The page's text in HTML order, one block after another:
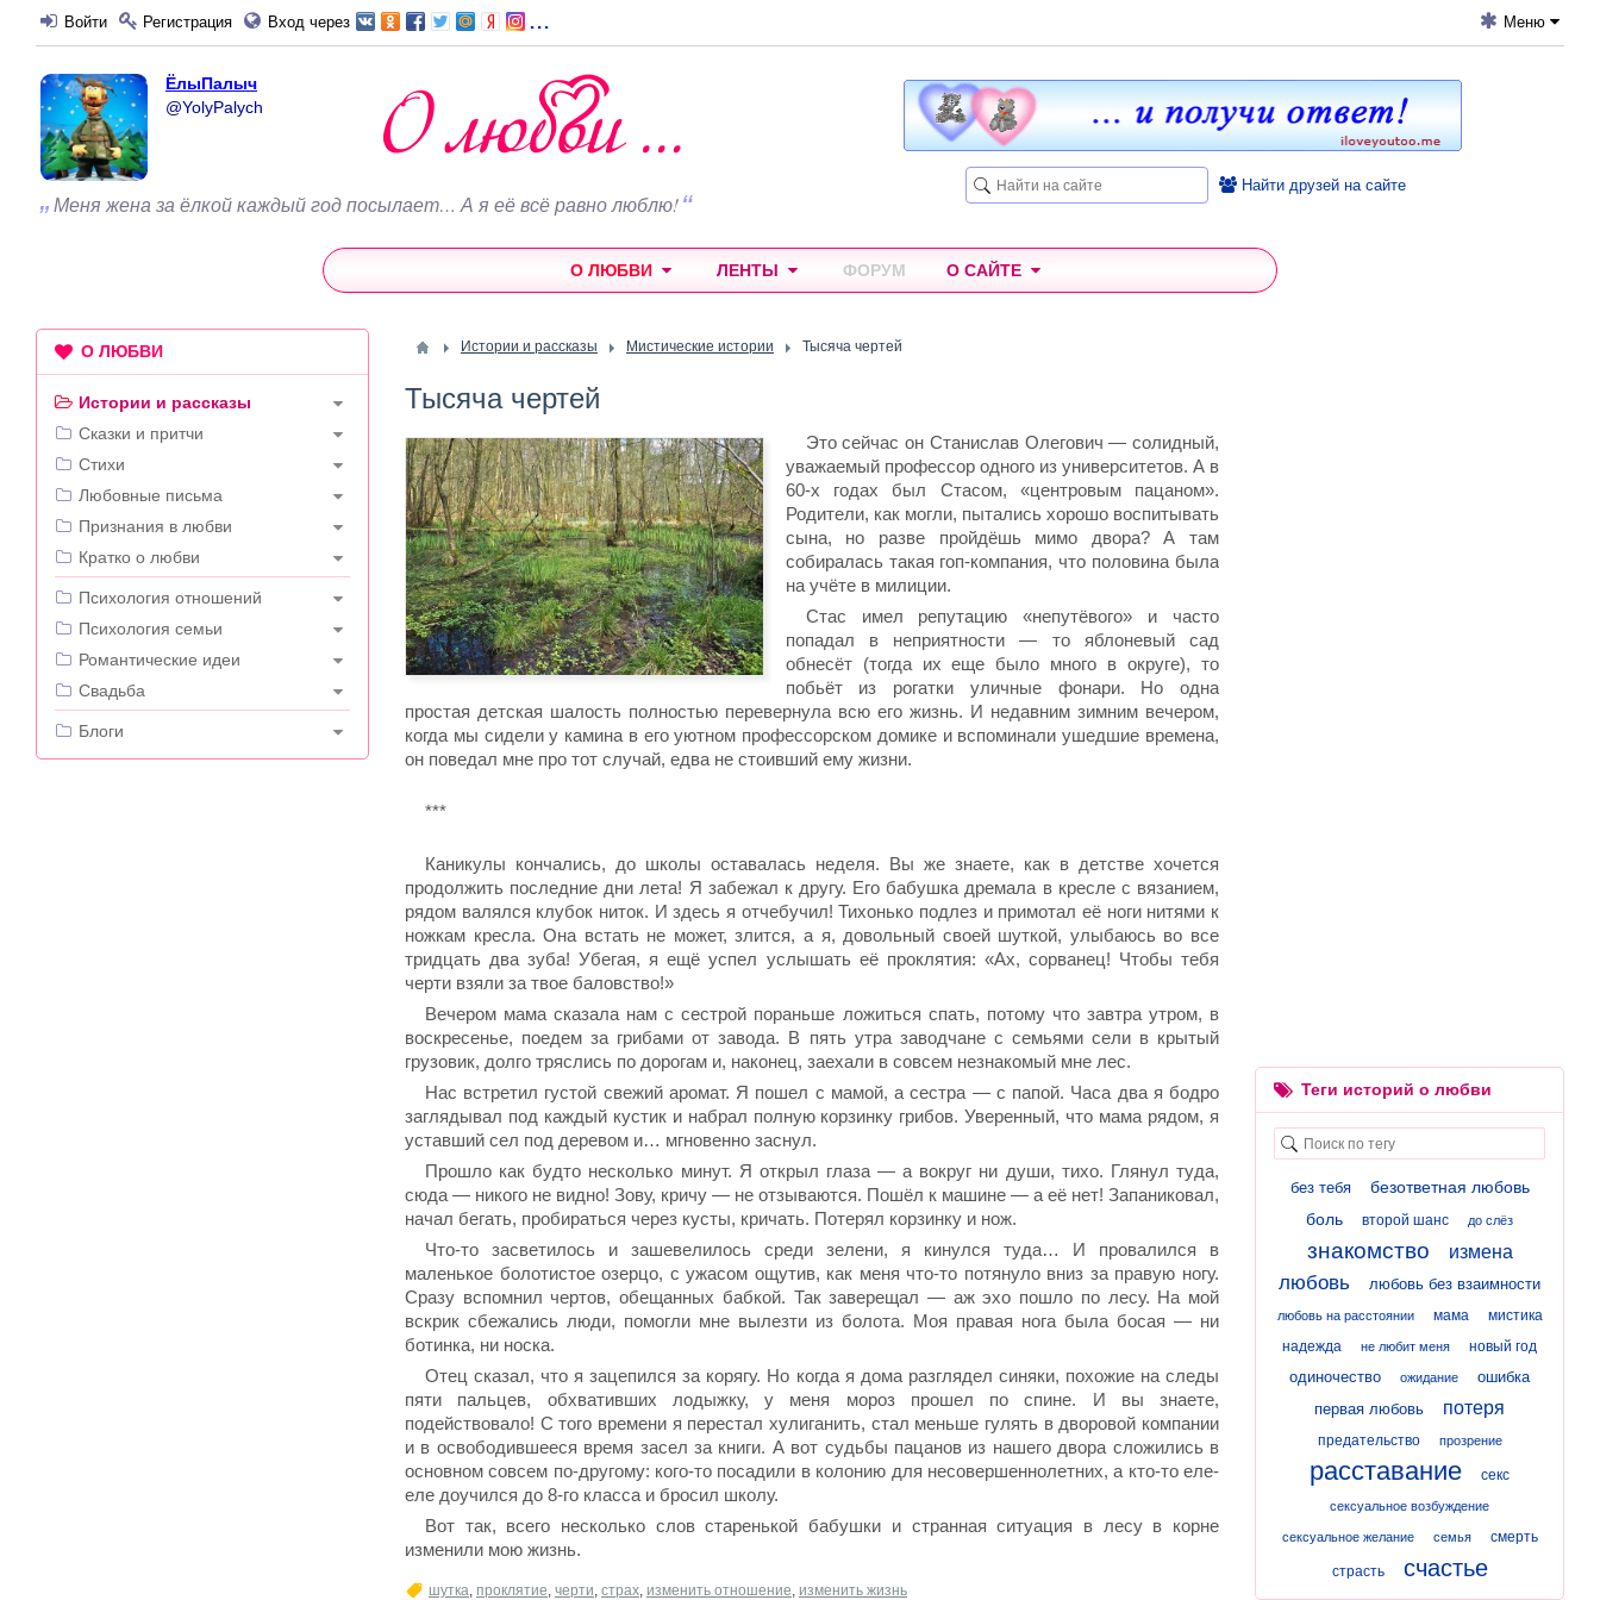
Войти Регистрация Вход через ... Меню
Найти друзей на сайте
ЁлыПалыч
@YolyPalych
Меня жена за ёлкой каждый год посылает… А я её всё равно люблю!
О ЛЮБВИ ЛЕНТЫ ФОРУМ О САЙТЕ
Истории и рассказы Мистические истории Тысяча чертей
Тысяча чертей
Это сейчас он Станислав Олегович — солидный,
уважаемый профессор одного из университетов. А в
60-х годах был Стасом, «центровым пацаном».
Родители, как могли, пытались хорошо воспитывать
сына, но разве пройдёшь мимо двора? А там
собиралась такая гоп-компания, что половина была
на учёте в милиции.
Стас имел репутацию «непутёвого» и часто
попадал в неприятности — то яблоневый сад
обнесёт (тогда их еще было много в округе), то
побьёт из рогатки уличные фонари. Но одна
простая детская шалость полностью перевернула всю его жизнь. И недавним зимним вечером,
когда мы сидели у камина в его уютном профессорском домике и вспоминали ушедшие времена,
он поведал мне про тот случай, едва не стоивший ему жизни.
***
Каникулы кончались, до школы оставалась неделя. Вы же знаете, как в детстве хочется
продолжить последние дни лета! Я забежал к другу. Его бабушка дремала в кресле с вязанием,
рядом валялся клубок ниток. И здесь я отчебучил! Тихонько подлез и примотал её ноги нитями к
ножкам кресла. Она встать не может, злится, а я, довольный своей шуткой, улыбаюсь во все
тридцать два зуба! Убегая, я ещё успел услышать её проклятия: «Ах, сорванец! Чтобы тебя
черти взяли за твое баловство!»
Вечером мама сказала нам с сестрой пораньше ложиться спать, потому что завтра утром, в
воскресенье, поедем за грибами от завода. В пять утра заводчане с семьями сели в крытый
грузовик, долго тряслись по дорогам и, наконец, заехали в совсем незнакомый мне лес.
Нас встретил густой свежий аромат. Я пошел с мамой, а сестра — с папой. Часа два я бодро
заглядывал под каждый кустик и набрал полную корзинку грибов. Уверенный, что мама рядом, я
уставший сел под деревом и… мгновенно заснул.
Прошло как будто несколько минут. Я открыл глаза — а вокруг ни души, тихо. Глянул туда,
сюда — никого не видно! Зову, кричу — не отзываются. Пошёл к машине — а её нет! Запаниковал,
начал бегать, пробираться через кусты, кричать. Потерял корзинку и нож.
Что-то засветилось и зашевелилось среди зелени, я кинулся туда… И провалился в
маленькое болотистое озерцо, с ужасом ощутив, как меня что-то потянуло вниз за правую ногу.
Сразу вспомнил чертов, обещанных бабкой. Так заверещал — аж эхо пошло по лесу. На мой
вскрик сбежались люди, помогли мне вылезти из болота. Моя правая нога была босая — ни
ботинка, ни носка.
Отец сказал, что я зацепился за корягу. Но когда я дома разглядел синяки, похожие на следы
пяти пальцев, обхвативших лодыжку, у меня мороз прошел по спине. И вы знаете,
подействовало! С того времени я перестал хулиганить, стал меньше гулять в дворовой компании
и в освободившееся время засел за книги. А вот судьбы пацанов из нашего двора сложились в
основном совсем по-другому: кого-то посадили в колонию для несовершеннолетних, а кто-то еле-
еле доучился до 8-го класса и бросил школу.
Вот так, всего несколько слов старенькой бабушки и странная ситуация в лесу в корне
изменили мою жизнь.
шутка, проклятие, черти, страх, изменить отношение, изменить жизнь
О ЛЮБВИ
Истории и рассказы
Сказки и притчи
Стихи
Любовные письма
Признания в любви
Кратко о любви
---
Психология отношений
Психология семьи
Романтические идеи
Свадьба
---
Блоги
Теги историй о любви
без тебя
безответная любовь
боль
второй шанс до слёз
знакомство измена
любовь любовь без взаимности
любовь на расстоянии мама
мистика
надежда
не любит меня новый год
одиночество ожидание
ошибка
первая любовь
потеря
предательство прозрение
расставание секс
сексуальное возбуждение
сексуальное желание семья смерть
страсть счастье